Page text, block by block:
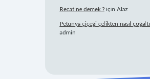
Recat ne demek ?için Alaz
Petunya çiçeği çelikten nasıl
admin